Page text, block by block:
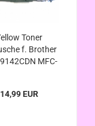
Toner
f. Brother
MFC-
zu TN-
14,99 EUR